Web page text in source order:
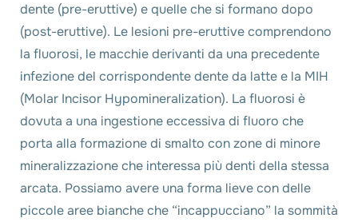
dente (pre-eruttive) e quelle che si formano dopo
(post-eruttive). Le lesioni pre-eruttive comprendono
la fluorosi, le macchie derivanti da una precedente
infezione del corrispondente dente da latte e la MIH
(Molar Incisor Hypomineralization). La fluorosi è
dovuta a una ingestione eccessiva di fluoro che
porta alla formazione di smalto con zone di minore
mineralizzazione che interessa più denti della stessa
arcata. Possiamo avere una forma lieve con delle
piccole aree bianche che “incappucciano” la sommità